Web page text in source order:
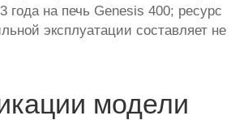
года на печь Genesis 400; ресурс
эксплуатации составляет не
модели